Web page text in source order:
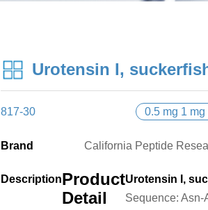
Urotensin I,
817-30 0.5 mg 1 mg
Brand California Peptide
DescriptionProduct
Detail
Urotensin I,
Sequence: Asn-